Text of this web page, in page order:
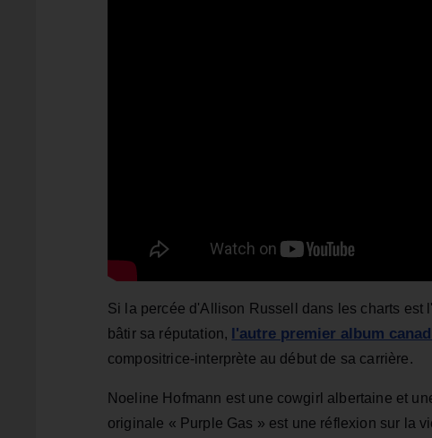
Si la percée d'Allison Russell dans les charts
bâtir sa réputation, l'autre premier album
compositrice-interprète au début de sa carrière.
Noeline Hofmann est une cowgirl albertaine et
originale « Purple Gas » est une réflexion sur la